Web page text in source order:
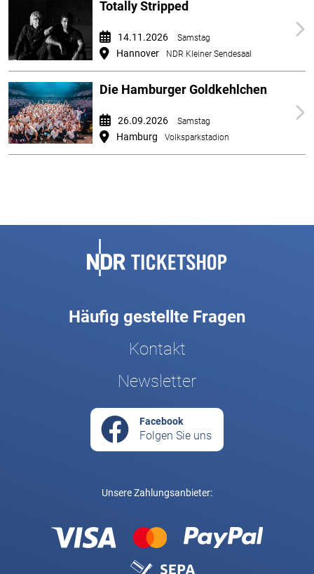
Totally Stripped
14.11.2026 Samstag
Hannover NDR Kleiner Sendesaal
Die Hamburger Goldkehlchen
26.09.2026 Samstag
Hamburg Volksparkstadion
Häufig gestellte Fragen
Kontakt
Newsletter
Facebook
Folgen Sie uns
Unsere Zahlungsanbieter: